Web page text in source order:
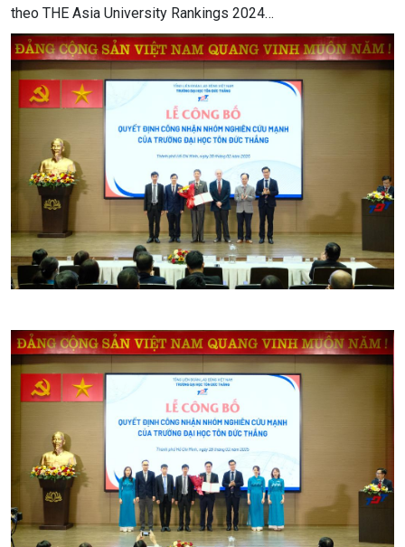
theo THE Asia University Rankings 2024…